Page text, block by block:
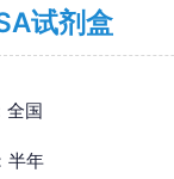
试剂盒
全国
半年